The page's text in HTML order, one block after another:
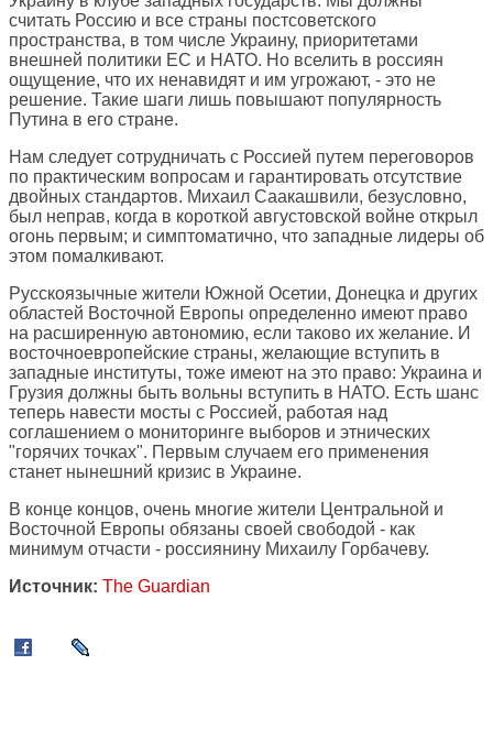
считать Россию и все страны постсоветского
пространства, в том числе Украину, приоритетами
внешней политики ЕС и НАТО. Но вселить в россиян
ощущение, что их ненавидят и им угрожают, - это не
решение. Такие шаги лишь повышают популярность
Путина в его стране.
Нам следует сотрудничать с Россией путем переговоров
по практическим вопросам и гарантировать отсутствие
двойных стандартов. Михаил Саакашвили, безусловно,
был неправ, когда в короткой августовской войне открыл
огонь первым; и симптоматично, что западные лидеры об
этом помалкивают.
Русскоязычные жители Южной Осетии, Донецка и других
областей Восточной Европы определенно имеют право
на расширенную автономию, если таково их желание. И
восточноевропейские страны, желающие вступить в
западные институты, тоже имеют на это право: Украина и
Грузия должны быть вольны вступить в НАТО. Есть шанс
теперь навести мосты с Россией, работая над
соглашением о мониторинге выборов и этнических
"горячих точках". Первым случаем его применения
станет нынешний кризис в Украине.
В конце концов, очень многие жители Центральной и
Восточной Европы обязаны своей свободой - как
минимум отчасти - россиянину Михаилу Горбачеву.
Источник: The Guardian